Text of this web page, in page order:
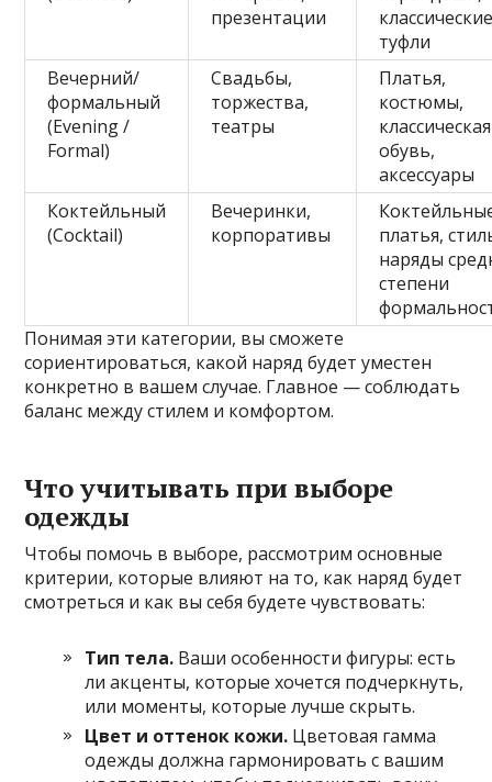
презентации
туфли
Вечерний/
формальный
(Evening /
Formal)
Свадьбы,
торжества,
театры
Платья,
костюмы,
классическая
обувь,
аксессуары
Коктейльный
(Cocktail)
Вечеринки,
корпоративы
платья,
наряды
степени
Понимая эти категории, вы сможете
сориентироваться, какой наряд будет уместен
конкретно в вашем случае. Главное — соблюдать
баланс между стилем и комфортом.
Что учитывать при выборе
одежды
Чтобы помочь в выборе, рассмотрим основные
критерии, которые влияют на то, как наряд будет
смотреться и как вы себя будете чувствовать:
Тип тела. Ваши особенности фигуры: есть
ли акценты, которые хочется подчеркнуть,
или моменты, которые лучше скрыть.
Цвет и оттенок кожи. Цветовая гамма
одежды должна гармонировать с вашим